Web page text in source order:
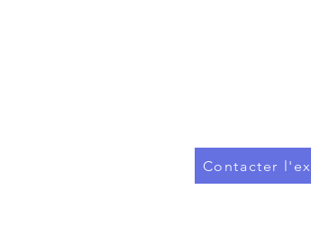
Contacter